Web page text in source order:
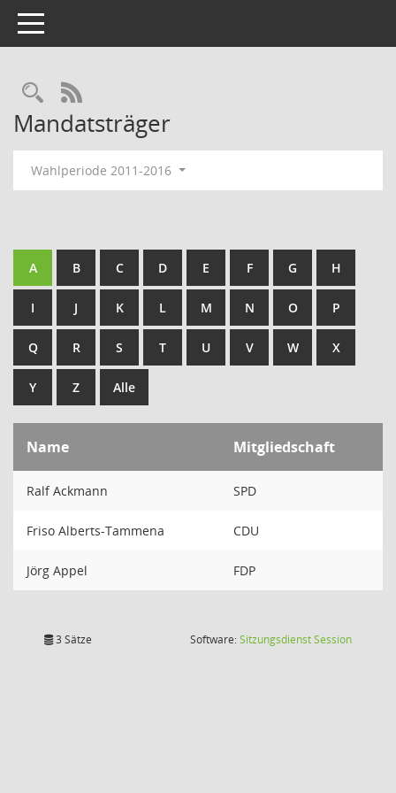
Toggle navigation
Rechercheauswahl
RSS-Feed
Mandatsträger
Wahlperiode 2011-2016
A B C D E F G H
I J K L M N O P
Q R S T U V W X
Y Z Alle
Name Mitgliedschaft
Ralf Ackmann SPD
Friso Alberts-Tammena CDU
Jörg Appel FDP
3 Sätze Software:SitzungsdienstSession(Wird in